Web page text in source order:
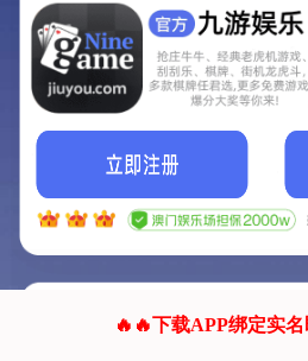
联系我们!